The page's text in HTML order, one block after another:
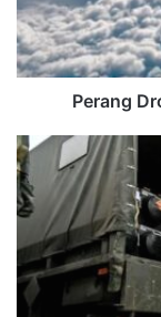
Perang